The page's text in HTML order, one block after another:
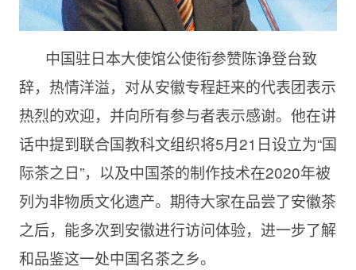
中国驻日本大使馆公使衔参赞陈诤登台致
辞，热情洋溢，对从安徽专程赶来的代表团表示
热烈的欢迎，并向所有参与者表示感谢。他在讲
话中提到联合国教科文组织将5月21日设立为“国
际茶之日”，以及中国茶的制作技术在2020年被
列为非物质文化遗产。期待大家在品尝了安徽茶
之后，能多次到安徽进行访问体验，进一步了解
和品鉴这一处中国名茶之乡。